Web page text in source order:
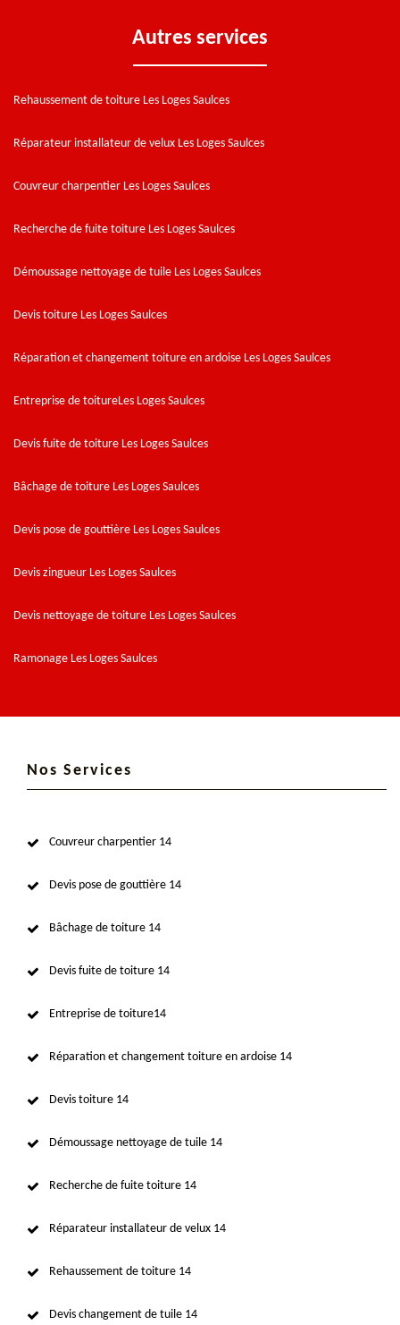
Autres services
Rehaussement de toiture Les Loges Saulces
Réparateur installateur de velux Les Loges Saulces
Couvreur charpentier Les Loges Saulces
Recherche de fuite toiture Les Loges Saulces
Démoussage nettoyage de tuile Les Loges Saulces
Devis toiture Les Loges Saulces
Réparation et changement toiture en ardoise Les Loges Saulces
Entreprise de toitureLes Loges Saulces
Devis fuite de toiture Les Loges Saulces
Bâchage de toiture Les Loges Saulces
Devis pose de gouttière Les Loges Saulces
Devis zingueur Les Loges Saulces
Devis nettoyage de toiture Les Loges Saulces
Ramonage Les Loges Saulces
Nos Services
Couvreur charpentier 14
Devis pose de gouttière 14
Bâchage de toiture 14
Devis fuite de toiture 14
Entreprise de toiture14
Réparation et changement toiture en ardoise 14
Devis toiture 14
Démoussage nettoyage de tuile 14
Recherche de fuite toiture 14
Réparateur installateur de velux 14
Rehaussement de toiture 14
Devis changement de tuile 14